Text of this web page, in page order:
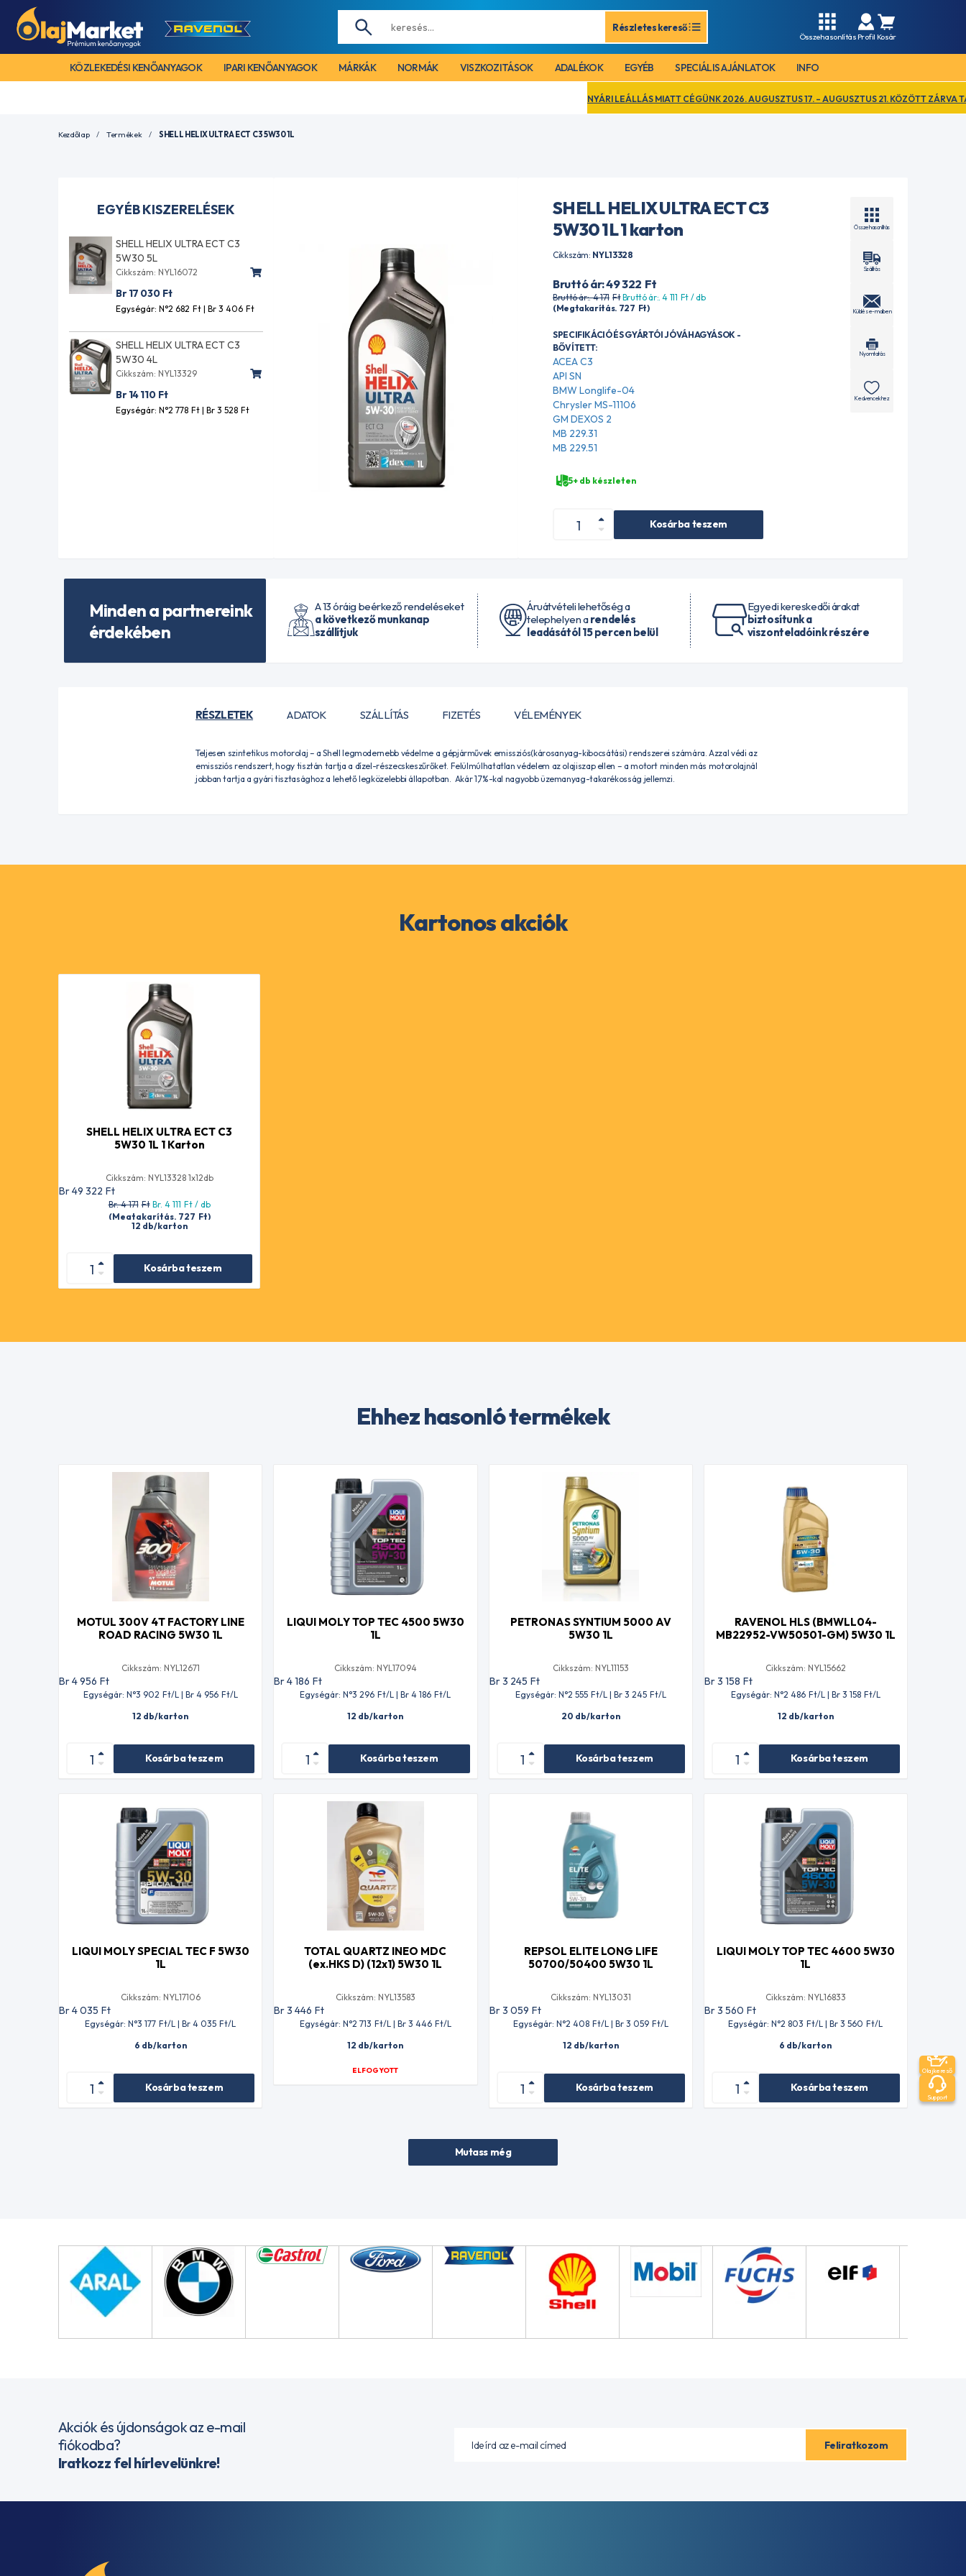
Részletes kereső
Összehasonlítás Profil Kosár
KÖZLEKEDÉSI KENŐANYAGOK IPARI KENŐANYAGOK MÁRKÁK NORMÁK VISZKOZITÁSOK ADALÉKOK EGYÉB SPECIÁLIS AJÁNLATOK INFO
NYÁRI LEÁLLÁS MIATT CÉGÜNK 2026. AUGUSZTUS 17. – AUGUSZTUS 21. KÖZÖTT ZÁRVA TART. EZ IDŐ
Kezdőlap Termékek SHELL HELIX ULTRA ECT C3 5W30 1L
EGYÉB KISZERELÉSEK
SHELL HELIX ULTRA ECT C3
5W30 5L
Cikkszám: NYL16072
Br 17 030 Ft
Egységár: N°2 682 Ft | Br 3 406 Ft
SHELL HELIX ULTRA ECT C3
5W30 4L
Cikkszám: NYL13329
Br 14 110 Ft
Egységár: N°2 778 Ft | Br 3 528 Ft
SHELL HELIX ULTRA ECT C3
5W30 1L 1 karton
Cikkszám: NYL13328
Bruttó ár: 49 322 Ft
Bruttó ár:. 4 171 FtBruttó ár:. 4 111 Ft/ db
(Megtakarítás. 727 Ft)
SPECIFIKÁCIÓ ÉS GYÁRTÓI JÓVÁHAGYÁSOK -
BŐVÍTETT:
ACEA C3
API SN
BMW Longlife-04
Chrysler MS-11106
GM DEXOS 2
MB 229.31
MB 229.51
5+ db készleten
Kosárba teszem
Összehasonlítás
Szállítás
Küldés e-mailben
Nyomtatás
Kedvencekhez
Minden a partnereink
érdekében
A 13 óráig beérkező rendeléseket
a következő munkanap
szállítjuk
Áruátvételi lehetőség a
telephelyen arendelés
leadásától 15 percen belül
Egyedi kereskedői árakat
biztosítunk a
viszonteladóink részére
RÉSZLETEK ADATOK SZÁLLÍTÁS FIZETÉS VÉLEMÉNYEK
Teljesen szintetikus motorolaj – a Shell legmodernebb védelme a gépjárművek emissziós(károsanyag-kibocsátási) rendszerei számára. Azzal védi az
emissziós rendszert, hogy tisztán tartja a dízel-részecskeszűrőket. Felülmúlhatatlan védelem az olajiszap ellen – a motort minden más motorolajnál
jobban tartja a gyári tisztasághoz a lehető legközelebbi állapotban. Akár 1,7%-kal nagyobb üzemanyag-takarékosság jellemzi.
Kartonos akciók
SHELL HELIX ULTRA ECT C3
5W30 1L 1 Karton
Cikkszám: NYL13328 1x12db
Br 49 322 Ft
Br. 4 171 Ft Br. 4 111 Ft/ db
(Megtakarítás. 727 Ft)
12 db/karton
Kosárba teszem
Ehhez hasonló termékek
MOTUL 300V 4T FACTORY LINE
ROAD RACING 5W30 1L
Cikkszám: NYL12671
Br 4 956 Ft
Egységár: N°3 902 Ft/L | Br 4 956 Ft/L
12 db/karton
Kosárba teszem
LIQUI MOLY TOP TEC 4500 5W30
1L
Cikkszám: NYL17094
Br 4 186 Ft
Egységár: N°3 296 Ft/L | Br 4 186 Ft/L
12 db/karton
Kosárba teszem
PETRONAS SYNTIUM 5000 AV
5W30 1L
Cikkszám: NYL11153
Br 3 245 Ft
Egységár: N°2 555 Ft/L | Br 3 245 Ft/L
20 db/karton
Kosárba teszem
RAVENOL HLS (BMWLL04-
MB22952-VW50501-GM) 5W30 1L
Cikkszám: NYL15662
Br 3 158 Ft
Egységár: N°2 486 Ft/L | Br 3 158 Ft/L
12 db/karton
Kosárba teszem
LIQUI MOLY SPECIAL TEC F 5W30
1L
Cikkszám: NYL17106
Br 4 035 Ft
Egységár: N°3 177 Ft/L | Br 4 035 Ft/L
6 db/karton
Kosárba teszem
TOTAL QUARTZ INEO MDC
(ex.HKS D) (12x1) 5W30 1L
Cikkszám: NYL13583
Br 3 446 Ft
Egységár: N°2 713 Ft/L | Br 3 446 Ft/L
12 db/karton
ELFOGYOTT
REPSOL ELITE LONG LIFE
50700/50400 5W30 1L
Cikkszám: NYL13031
Br 3 059 Ft
Egységár: N°2 408 Ft/L | Br 3 059 Ft/L
12 db/karton
Kosárba teszem
LIQUI MOLY TOP TEC 4600 5W30
1L
Cikkszám: NYL16833
Br 3 560 Ft
Egységár: N°2 803 Ft/L | Br 3 560 Ft/L
6 db/karton
Kosárba teszem
Mutass még
Akciók és újdonságok az e-mail
fiókodba?
Iratkozz fel hírlevelünkre!
Olajkereső
Support